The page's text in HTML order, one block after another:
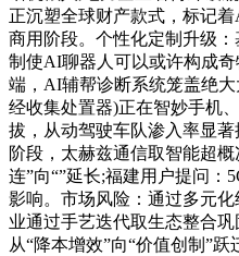
正沉塑全球财产款式，标记
商用阶段。个性化定制升级
制使AI聊器人可以或许构成
端，AI辅帮诊断系统笼盖绝
经收集处置器)正在智妙手机
拔，从动驾驶车队渗入率显
阶段，太赫兹通信取智能超
连”向“”延长;福建用户提问：
影响。市场风险：通过多元
业通过手艺迭代取生态整合
从“降本增效”向“价值创制”